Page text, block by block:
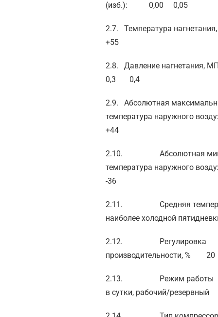
(изб.): 0,00 0,05
2.7. Температура
+55
2.8. Давление нагнетания,
0,3 0,4
2.9. Абсолютная
температура наружного
+44
2.10. Абсолютная
температура наружного
-36
2.11. Средняя
наиболее холодной
2.12. Регулировка
производительности, %
2.13. Режим работы
в сутки, рабочий/резервный